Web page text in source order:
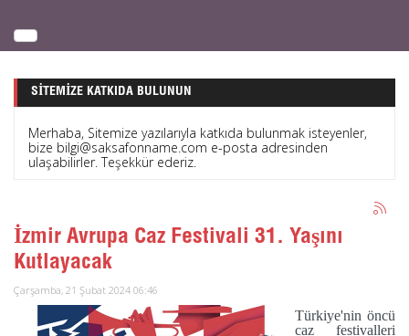
SITEMIZE KATKIDA BULUNUN
Merhaba, Sitemize yazılarıyla katkıda bulunmak isteyenler,
bize bilgi@saksafonname.com e-posta adresinden
ulaşabilirler. Teşekkür ederiz.
İzmir Avrupa Caz Festivali 31. Yaşını
Kutlayacak
Çarşamba, 21 Şubat 2024 06:46
Türkiye'nin öncü
caz festivalleri